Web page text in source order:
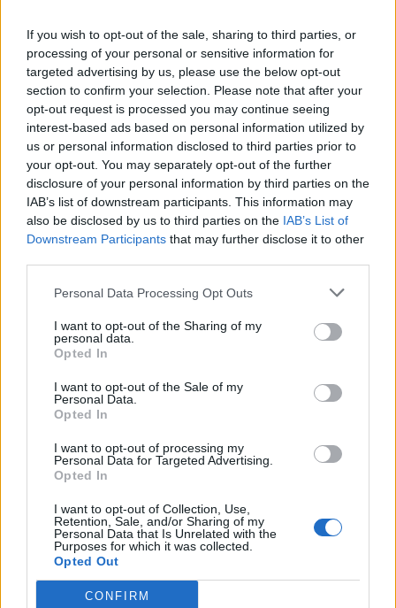
If you wish to opt-out of the sale, sharing to third parties, or
processing of your personal or sensitive information for
targeted advertising by us, please use the below opt-out
section to confirm your selection. Please note that after your
opt-out request is processed you may continue seeing
interest-based ads based on personal information utilized by
us or personal information disclosed to third parties prior to
your opt-out. You may separately opt-out of the further
disclosure of your personal information by third parties on the
IAB’s list of downstream participants. This information may
also be disclosed by us to third parties on the IAB’s List of
Downstream Participants that may further disclose it to other
Personal Data Processing Opt Outs
I want to opt-out of the Sharing of my
personal data.
Opted In
I want to opt-out of the Sale of my
Personal Data.
Opted In
I want to opt-out of processing my
Personal Data for Targeted Advertising.
Opted In
I want to opt-out of Collection, Use,
Retention, Sale, and/or Sharing of my
Personal Data that Is Unrelated with the
Purposes for which it was collected.
Opted Out
CONFIRM
del
puzzle:
2. A R S
E
3.
A V E
R
4. R A R
E
5.
R A V
E
6. R E A
R
7. R E S
A
8.
S E A
R
9.
S E R
A
A V
E
E A
E R
A
R E
S E
A
A
S
S
E
V A
CERCA ALTRE RISPOSTE